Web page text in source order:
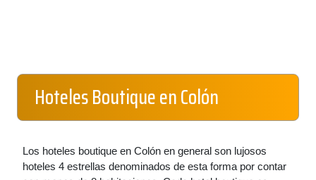
Hoteles Boutique en Colón
Los hoteles boutique en Colón en general son lujosos
hoteles 4 estrellas denominados de esta forma por contar